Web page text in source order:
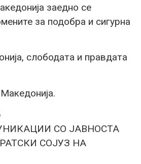
заедно се
за подобра и сигурна
слободата и правдата
СО ЈАВНОСТА
СОЈУЗ НА